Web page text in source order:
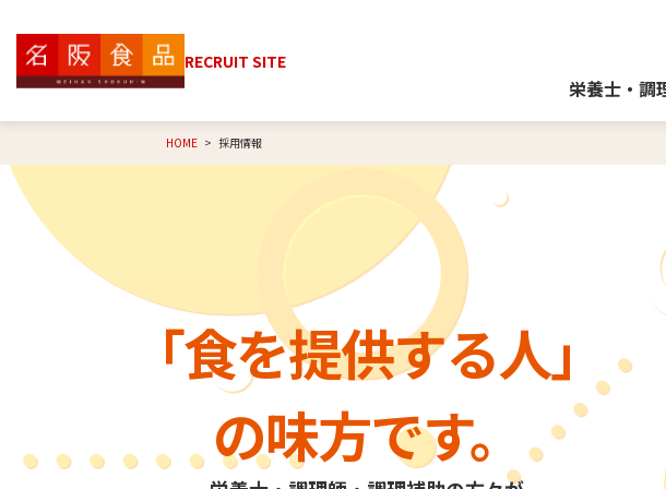
RECRUIT SITE
栄養士・調
HOME 採用情報
「食を提供する人」
の味方です。